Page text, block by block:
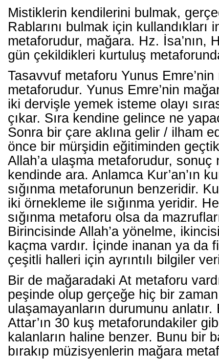
Mistiklerin kendilerini bulmak,
Rablarını bulmak için kullandıkları
metaforudur, mağara. Hz. İsa’nın,
gün çekildikleri kurtuluş
Tasavvuf metaforu Yunus Emre’nin
metaforudur. Yunus Emre’nin
iki dervişle yemek isteme olayı
çıkar. Sıra kendine gelince ne
Sonra bir çare aklına gelir / ilham
önce bir mürşidin eğitiminden
Allah’a ulaşma metaforudur, sonuç
kendinde ara. Anlamca Kur’an’ın
sığınma metaforunun benzeridir.
iki örnekleme ile sığınma yeridir.
sığınma metaforu olsa da
Birincisinde Allah’a yönelme,
kaçma vardır. İçinde inanan ya da
çeşitli halleri için ayrıntılı bilgiler
Bir de mağaradaki At metaforu
peşinde olup gerçeğe hiç bir zaman
ulaşamayanların durumunu anlatır.
Attar’ın 30 kuş metaforundakiler
kalanların haline benzer. Bunu bir
bırakıp müzisyenlerin mağara